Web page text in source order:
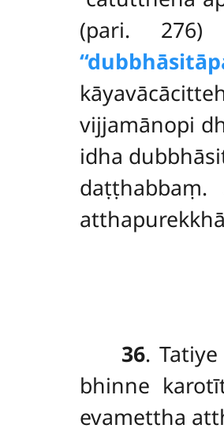
(pari. 276)
vijjamānopi
idha
daṭṭhabbaṃ.
36.
bhinne
evamettha